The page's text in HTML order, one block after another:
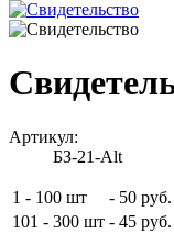
Артикул:
БЗ-21-Alt
1 - 100 шт - 50 руб.
101 - 300 шт - 45 руб.